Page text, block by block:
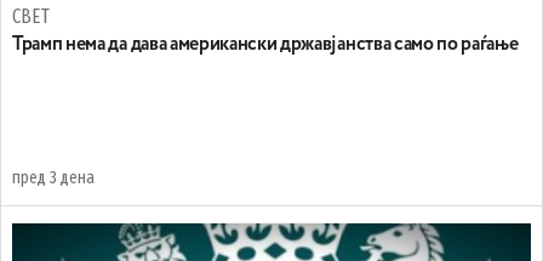
СВЕТ
Трамп нема да дава американски државјанства само по раѓање
пред 3 дена